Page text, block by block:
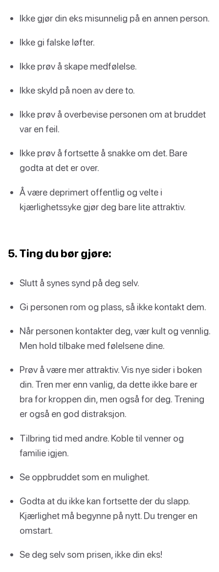
Ikke gjør din eks misunnelig på en annen person.
Ikke gi falske løfter.
Ikke prøv å skape medfølelse.
Ikke skyld på noen av dere to.
Ikke prøv å overbevise personen om at bruddet
var en feil.
Ikke prøv å fortsette å snakke om det. Bare
godta at det er over.
Å være deprimert offentlig og velte i
kjærlighetssyke gjør deg bare lite attraktiv.
5. Ting du bør gjøre:
Slutt å synes synd på deg selv.
Gi personen rom og plass, så ikke kontakt dem.
Når personen kontakter deg, vær kult og vennlig.
Men hold tilbake med følelsene dine.
Prøv å være mer attraktiv. Vis nye sider i boken
din. Tren mer enn vanlig, da dette ikke bare er
bra for kroppen din, men også for deg. Trening
er også en god distraksjon.
Tilbring tid med andre. Koble til venner og
familie igjen.
Se oppbruddet som en mulighet.
Godta at du ikke kan fortsette der du slapp.
Kjærlighet må begynne på nytt. Du trenger en
omstart.
Se deg selv som prisen, ikke din eks!